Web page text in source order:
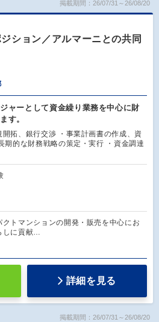
掲載期間：26/07/31～26/08/20
ション／アルマーニとの共同
ャーとして資金繰り業務を中心に財
す。
開拓、銀行交渉 ・事業計画書の作成、資
期的な財務戦略の策定・実行 ・資金調達
トマンションの開発・販売を中心にお
しに貢献…
詳細を見る
掲載期間：26/07/31～26/08/20